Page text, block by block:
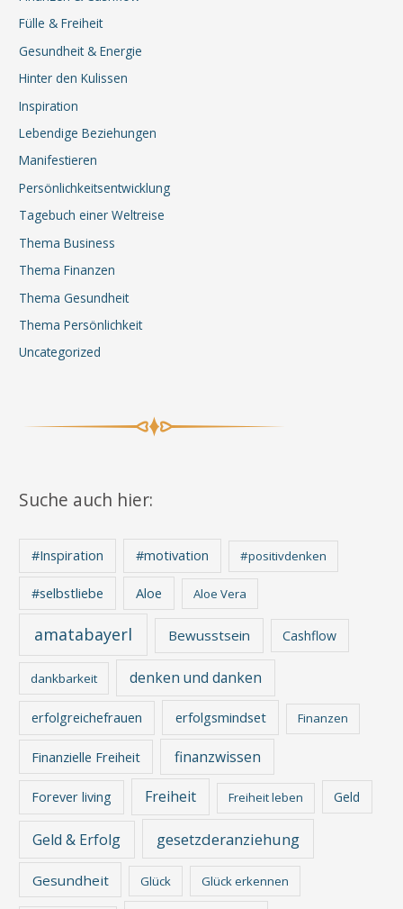
Fülle & Freiheit
Gesundheit & Energie
Hinter den Kulissen
Inspiration
Lebendige Beziehungen
Manifestieren
Persönlichkeitsentwicklung
Tagebuch einer Weltreise
Thema Business
Thema Finanzen
Thema Gesundheit
Thema Persönlichkeit
Uncategorized
Suche auch hier:
#Inspiration #motivation #positivdenken
#selbstliebe Aloe Aloe Vera
amatabayerl Bewusstsein Cashflow
dankbarkeit denken und danken
erfolgreichefrauen erfolgsmindset Finanzen
Finanzielle Freiheit finanzwissen
Forever living Freiheit Freiheit leben Geld
Geld & Erfolg gesetzderanziehung
Gesundheit Glück Glück erkennen